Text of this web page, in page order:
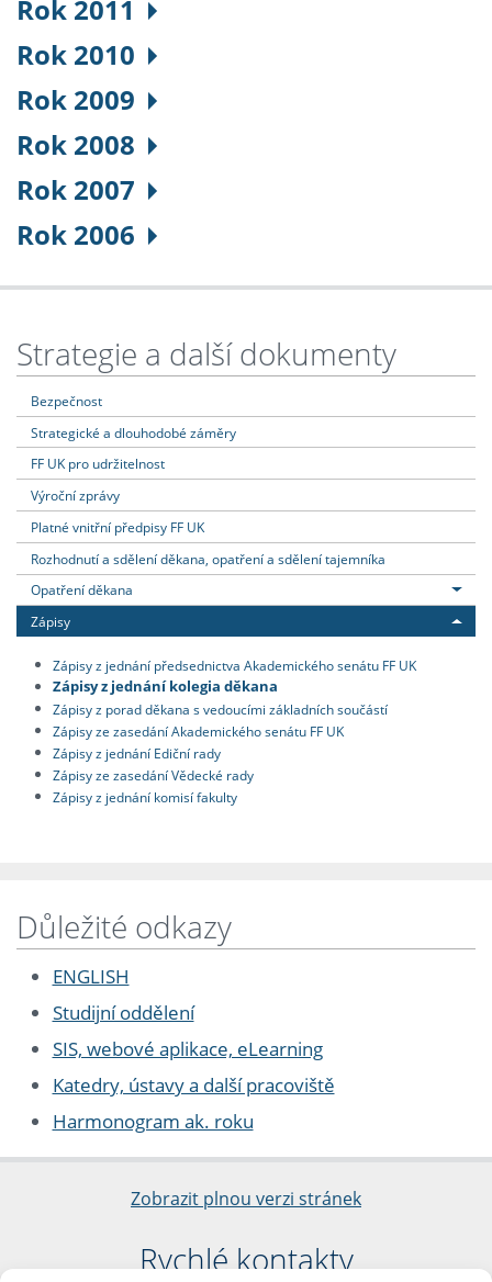
Rok 2011
Rok 2010
Rok 2009
Rok 2008
Rok 2007
Rok 2006
Strategie a další dokumenty
Bezpečnost
Strategické a dlouhodobé záměry
FF UK pro udržitelnost
Výroční zprávy
Platné vnitřní předpisy FF UK
Rozhodnutí a sdělení děkana, opatření a sdělení tajemníka
Opatření děkana
Zápisy
Zápisy z jednání předsednictva Akademického senátu FF UK
Zápisy z jednání kolegia děkana
Zápisy z porad děkana s vedoucími základních součástí
Zápisy ze zasedání Akademického senátu FF UK
Zápisy z jednání Ediční rady
Zápisy ze zasedání Vědecké rady
Zápisy z jednání komisí fakulty
Důležité odkazy
ENGLISH
Studijní oddělení
SIS, webové aplikace, eLearning
Katedry, ústavy a další pracoviště
Harmonogram ak. roku
Zobrazit plnou verzi stránek
Rychlé kontakty